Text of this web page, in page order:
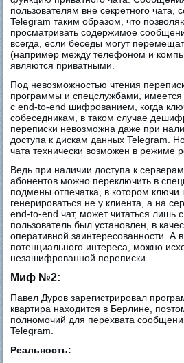
пользователям вне секретного чата,
Telegram таким образом, что
просматривать содержимое
всегда, если беседы могут
(например между телефоном и
являются приватными.
Под невозможностью чтения
программы и спецслужбами, имеется
с end-to-end шифрованием, когда
собеседникам, в таком случае
переписки невозможна даже при
доступа к дискам данных Telegram.
чата технически возможен в режиме
Ведь при наличии доступа к
абонентов можно переключить в
подмены отпечатка, в котором
генерироваться не у клиента, а на
end-to-end чат, может читаться лишь
пользователь был установлен, в
оперативной заинтересованности. А
потенциального интереса, можно
незашифрованной переписки.
Миф №2:
Павел Дуров зарегистрировал
квартира находится в Берлине,
полномочий для перехвата
Telegram.
Реальность: